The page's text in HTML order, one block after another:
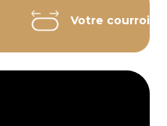
Votre courroie